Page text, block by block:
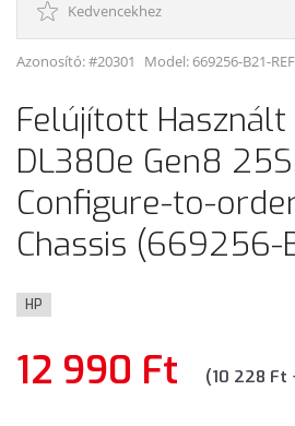
Kedvencekhez
Azonosító: #20301 Model:669256-B21-REF
Felújított Használt
DL380e Gen8
Configure-to-
Chassis (669256-
HP
12 990 Ft (10 228 Ft